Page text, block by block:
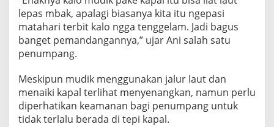
lepas mbak, apalagi biasanya kita itu ngepasi
matahari terbit kalo ngga tenggelam. Jadi bagus
banget pemandangannya,” ujar Ani salah satu
penumpang.
Meskipun mudik menggunakan jalur laut dan
menaiki kapal terlihat menyenangkan, namun perlu
diperhatikan keamanan bagi penumpang untuk
tidak terlalu berada di tepi kapal.